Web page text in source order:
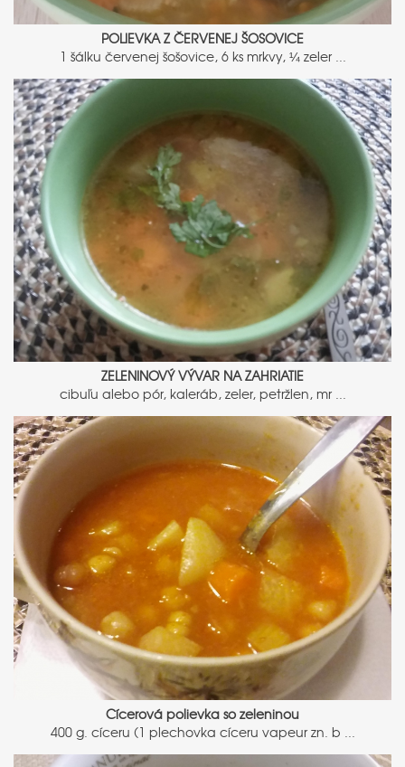
POLIEVKA Z ČERVENEJ ŠOSOVICE
1 šálku červenej šošovice, 6 ks mrkvy, ¼ zeler ...
ZELENINOVÝ VÝVAR NA ZAHRIATIE
cibuľu alebo pór, kaleráb, zeler, petržlen, mr ...
Cícerová polievka so zeleninou
400 g. cíceru (1 plechovka cíceru vapeur zn. b ...